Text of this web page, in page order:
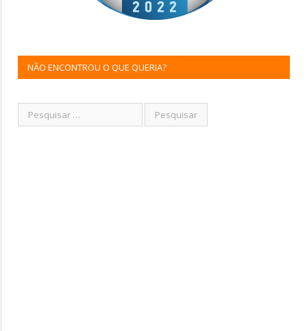
NÃO ENCONTROU O QUE QUERIA?